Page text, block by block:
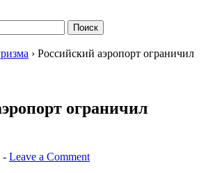
› Российский аэропорт ограничил
ограничил
- Leave a Comment